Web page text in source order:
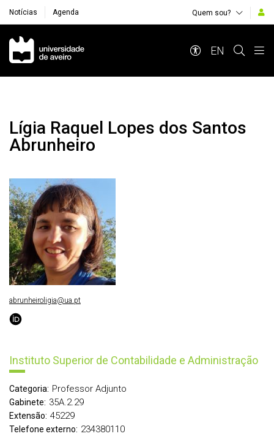
Notícias Agenda Quem sou?
Navegação Principal
EN
Lígia Raquel Lopes dos Santos
Abrunheiro
Instituto Superior de Contabilidade e Administração
Categoria: Professor Adjunto
Gabinete: 35A.2.29
Extensão: 45229
Telefone externo: 234380110
abrunheiroligia@ua.pt